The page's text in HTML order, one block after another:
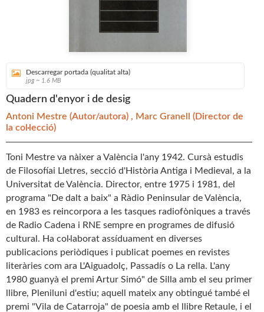
Descarregar portada (qualitat alta)
jpg ~ 1.6 MB
Quadern d'enyor i de desig
Antoni Mestre (Autor/autora) , Marc Granell (Director de
la col·lecció)
Toni Mestre va nàixer a València l'any 1942. Cursà estudis
de Filosofíai Lletres, secció d'Història Antiga i Medieval, a la
Universitat de València. Director, entre 1975 i 1981, del
programa "De dalt a baix" a Ràdio Peninsular de València,
en 1983 es reincorpora a les tasques radiofòniques a través
de Radio Cadena i RNE sempre en programes de difusió
cultural. Ha col·laborat assíduament en diverses
publicacions periòdiques i publicat poemes en revistes
literàries com ara L'Aiguadolç, Passadís o La rella. L'any
1980 guanyà el premi Artur Simó" de Silla amb el seu primer
llibre, Pleniluni d'estiu; aquell mateix any obtingué també el
premi "Vila de Catarroja" de poesia amb el llibre Retaule, i el